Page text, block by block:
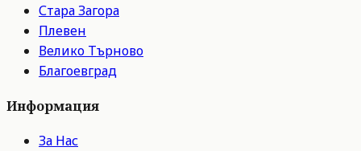
Стара Загора
Плевен
Велико Търново
Благоевград
Информация
За Нас